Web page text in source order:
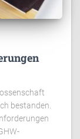
bestanden.